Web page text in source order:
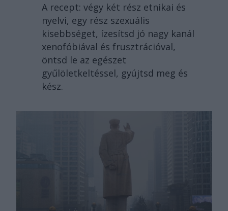
A recept: végy két rész etnikai és
nyelvi, egy rész szexuális
kisebbséget, ízesítsd jó nagy kanál
xenofóbiával és frusztrációval,
öntsd le az egészet
gyűlöletkeltéssel, gyújtsd meg és
kész.